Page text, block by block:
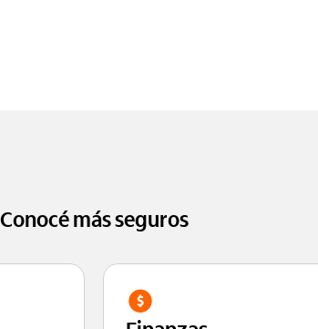
Conocé más seguros